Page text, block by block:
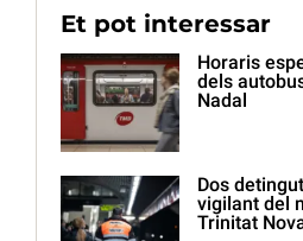
Et pot interessar
Horaris
dels
Nadal
Dos
vigilant del
Trinitat